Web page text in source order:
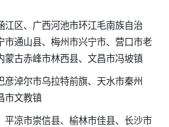
江区、广西河池市环江毛南族自治
市通山县、梅州市兴宁市、营口市老
蒙古赤峰市林西县、文昌市冯坡镇
彦淖尔市乌拉特前旗、天水市秦州
市文教镇
平凉市崇信县、榆林市佳县、长沙市